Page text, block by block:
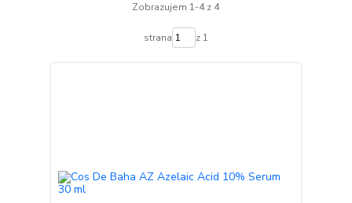
Zobrazujem 1-4 z 4
strana z 1